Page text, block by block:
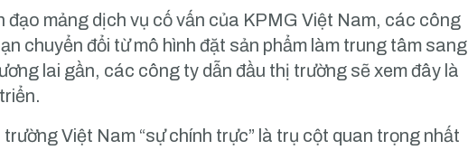
mảng dịch vụ cố vấn của KPMG Việt Nam, các công
chuyển đổi từ mô hình đặt sản phẩm làm trung tâm sang
lai gần, các công ty dẫn đầu thị trường sẽ xem đây là
Việt Nam “sự chính trực” là trụ cột quan trọng nhất